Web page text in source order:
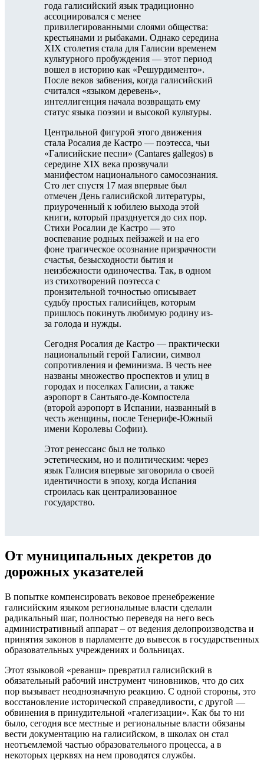
года галисийский язык традиционно
ассоциировался с менее
привилегированными слоями общества:
крестьянами и рыбаками. Однако середина
XIX столетия стала для Галисии временем
культурного пробуждения — этот период
вошел в историю как «Решурдименто».
После веков забвения, когда галисийский
считался «языком деревень»,
интеллигенция начала возвращать ему
статус языка поэзии и высокой культуры.
Центральной фигурой этого движения
стала Росалия де Кастро — поэтесса, чьи
«Галисийские песни» (Cantares gallegos) в
середине XIX века прозвучали
манифестом национального самосознания.
Сто лет спустя 17 мая впервые был
отмечен День галисийской литературы,
приуроченный к юбилею выхода этой
книги, который празднуется до сих пор.
Стихи Росалии де Кастро — это
воспевание родных пейзажей и на его
фоне трагическое осознание призрачности
счастья, безысходности бытия и
неизбежности одиночества. Так, в одном
из стихотворений поэтесса с
пронзительной точностью описывает
судьбу простых галисийцев, которым
пришлось покинуть любимую родину из-
за голода и нужды.
Сегодня Росалия де Кастро — практически
национальный герой Галисии, символ
сопротивления и феминизма. В честь нее
названы множество проспектов и улиц в
городах и поселках Галисии, а также
аэропорт в Сантьяго-де-Компостела
(второй аэропорт в Испании, названный в
честь женщины, после Тенерифе-Южный
имени Королевы Софии).
Этот ренессанс был не только
эстетическим, но и политическим: через
язык Галисия впервые заговорила о своей
идентичности в эпоху, когда Испания
строилась как централизованное
государство.
От муниципальных декретов до
дорожных указателей
В попытке компенсировать вековое пренебрежение
галисийским языком региональные власти сделали
радикальный шаг, полностью переведя на него весь
административный аппарат – от ведения делопроизводства и
принятия законов в парламенте до вывесок в государственных
образовательных учреждениях и больницах.
Этот языковой «реванш» превратил галисийский в
обязательный рабочий инструмент чиновников, что до сих
пор вызывает неоднозначную реакцию. С одной стороны, это
восстановление исторической справедливости, с другой —
обвинения в принудительной «галегизации». Как бы то ни
было, сегодня все местные и региональные власти обязаны
вести документацию на галисийском, в школах он стал
неотъемлемой частью образовательного процесса, а в
некоторых церквях на нем проводятся службы.